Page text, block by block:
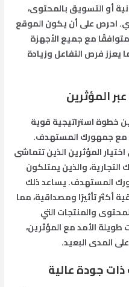
أو التسويق بالمحتوى،
احرص على أن يكون الموقع
مع جميع الأجهزة
يعزز فرص التفاعل وزيادة
خطوة استراتيجية قوية
مع جمهورك المستهدف.
المؤثرين الذين تتماشى
والذين يمتلكون
المستهدف. يساعد ذلك
أكثر تأثيرًا ومصداقية، مما
والمنتجات التي
الأمد مع المؤثرين،
المدى البعيد.